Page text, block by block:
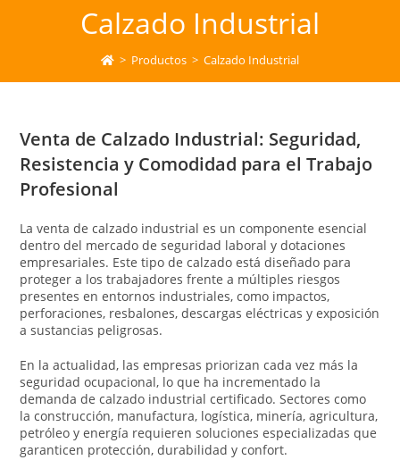
Calzado Industrial
> Productos > Calzado Industrial
Venta de Calzado Industrial: Seguridad,
Resistencia y Comodidad para el Trabajo
Profesional
La venta de calzado industrial es un componente esencial
dentro del mercado de seguridad laboral y dotaciones
empresariales. Este tipo de calzado está diseñado para
proteger a los trabajadores frente a múltiples riesgos
presentes en entornos industriales, como impactos,
perforaciones, resbalones, descargas eléctricas y exposición
a sustancias peligrosas.
En la actualidad, las empresas priorizan cada vez más la
seguridad ocupacional, lo que ha incrementado la
demanda de calzado industrial certificado. Sectores como
la construcción, manufactura, logística, minería, agricultura,
petróleo y energía requieren soluciones especializadas que
garanticen protección, durabilidad y confort.